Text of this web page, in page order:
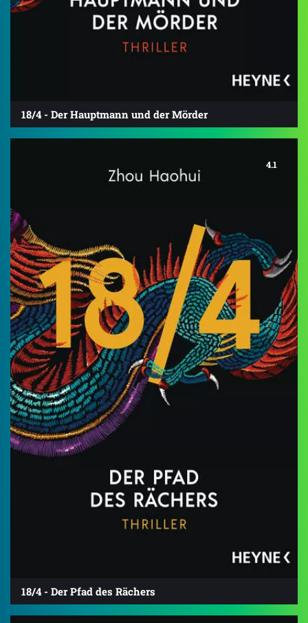
18/4 - Der Hauptmann und der Mörder
4.1
18/4 - Der Pfad des Rächers